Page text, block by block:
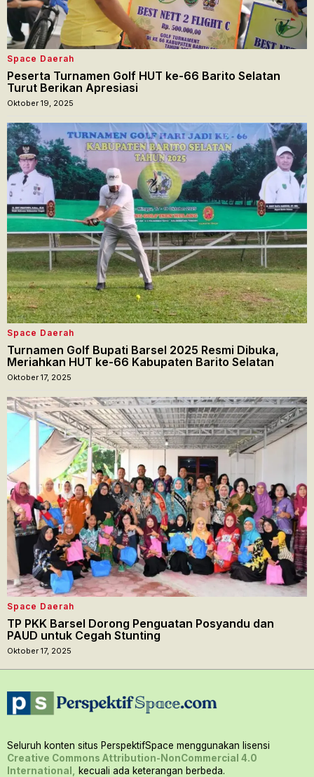
Space Daerah
Peserta Turnamen Golf HUT ke-66 Barito Selatan
Turut Berikan Apresiasi
Oktober 19, 2025
Space Daerah
Turnamen Golf Bupati Barsel 2025 Resmi Dibuka,
Meriahkan HUT ke-66 Kabupaten Barito Selatan
Oktober 17, 2025
Space Daerah
TP PKK Barsel Dorong Penguatan Posyandu dan
PAUD untuk Cegah Stunting
Oktober 17, 2025
Seluruh konten situs PerspektifSpace menggunakan lisensi
Creative Commons Attribution-NonCommercial 4.0
International,
kecuali ada keterangan berbeda.